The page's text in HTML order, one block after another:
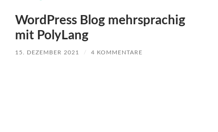
WordPress Blog mehrsprachig
mit PolyLang
15. DEZEMBER 2021 / 4 KOMMENTARE